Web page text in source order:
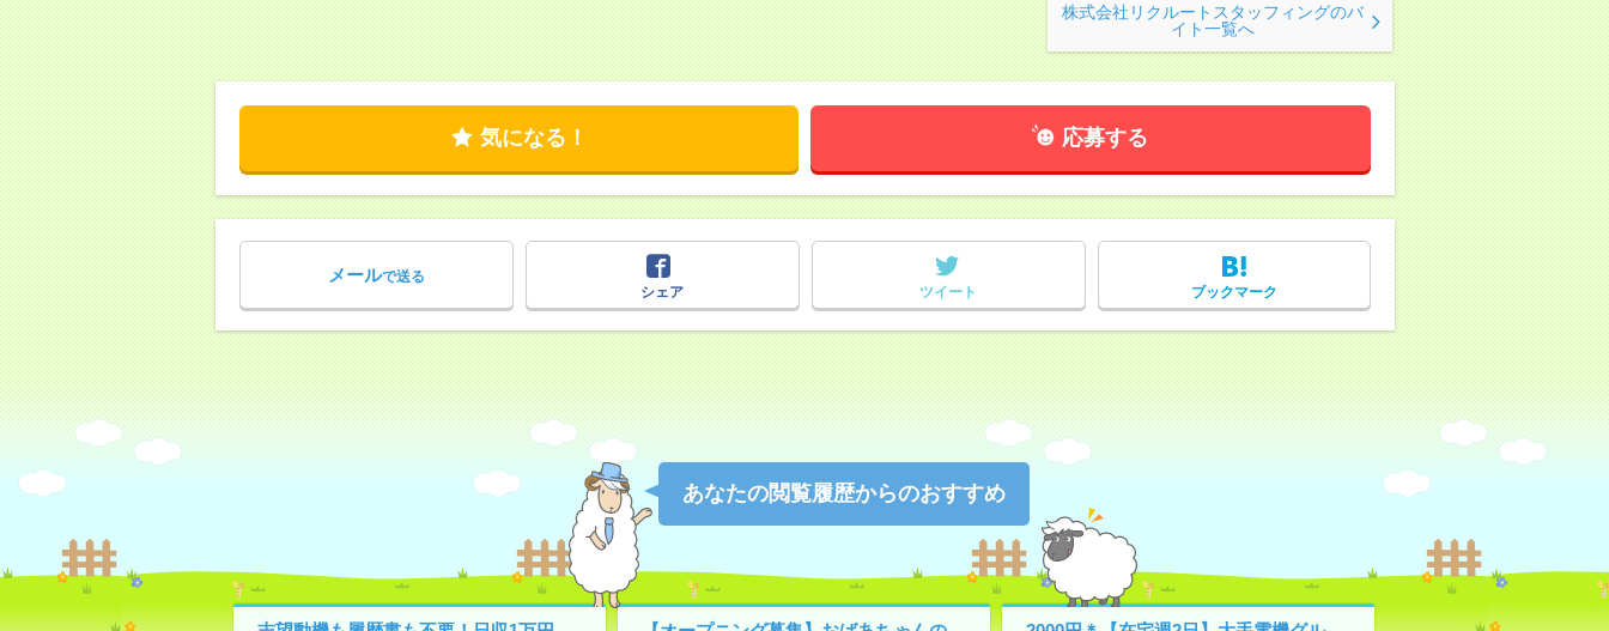
株式会社リクルートスタッフィングのバ
イト一覧へ
気になる！ 応募する
メールで送る
シェア
ツイート ブックマーク
あなたの閲覧履歴からのおすすめ